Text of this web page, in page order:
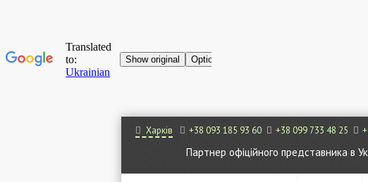
Харків +38 093 185 93 60 +38 099 733 48 25
Партнер офіційного представника в